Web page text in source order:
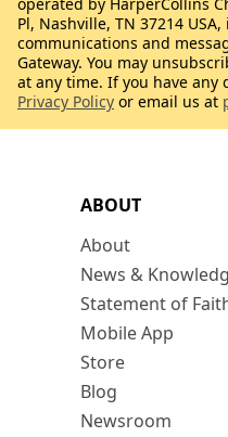
ABOUT
About
News &
Statement of
Mobile App
Store
Blog
Newsroom
Pl, Nashville, TN 37214
communications and
Gateway. You may
at any time. If you have any
Privacy Policy or email us at